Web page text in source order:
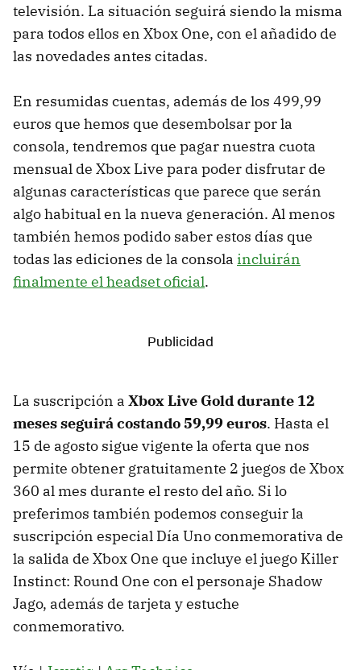
televisión. La situación seguirá siendo la misma
para todos ellos en Xbox One, con el añadido de
las novedades antes citadas.
En resumidas cuentas, además de los 499,99
euros que hemos que desembolsar por la
consola, tendremos que pagar nuestra cuota
mensual de Xbox Live para poder disfrutar de
algunas características que parece que serán
algo habitual en la nueva generación. Al menos
también hemos podido saber estos días que
todas las ediciones de la consola incluirán
finalmente el headset oficial.
La suscripción a Xbox Live Gold durante 12
meses seguirá costando 59,99 euros. Hasta el
15 de agosto sigue vigente la oferta que nos
permite obtener gratuitamente 2 juegos de Xbox
360 al mes durante el resto del año. Si lo
preferimos también podemos conseguir la
suscripción especial Día Uno conmemorativa de
la salida de Xbox One que incluye el juego Killer
Instinct: Round One con el personaje Shadow
Jago, además de tarjeta y estuche
conmemorativo.